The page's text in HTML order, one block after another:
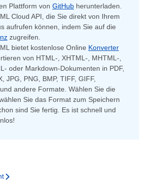
Plattform von GitHub herunterladen.
Cloud API, die Sie direkt von Ihrem
aufrufen können, indem Sie auf die
zugreifen.
bietet kostenlose Online Konverter
von HTML-, XHTML-, MHTML-,
oder Markdown-Dokumenten in PDF,
JPG, PNG, BMP, TIFF, GIFF,
andere Formate. Wählen Sie die
Sie das Format zum Speichern
sind Sie fertig. Es ist schnell und